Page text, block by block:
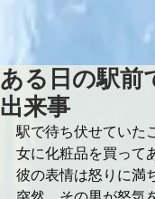
ある日の駅前
出来事
駅で待ち伏せていた
女に化粧品を買って
彼の表情は怒りに満